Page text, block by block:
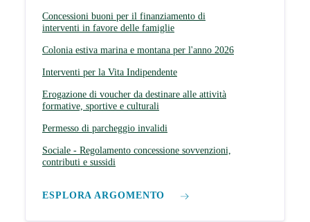
Concessioni buoni per il finanziamento di
interventi in favore delle famiglie
Colonia estiva marina e montana per l'anno 2026
Interventi per la Vita Indipendente
Erogazione di voucher da destinare alle attività
formative, sportive e culturali
Permesso di parcheggio invalidi
Sociale - Regolamento concessione sovvenzioni,
contributi e sussidi
ESPLORA ARGOMENTO